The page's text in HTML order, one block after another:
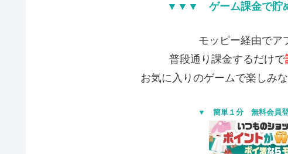
▼▼▼ ゲーム課金で貯
モッピー経由でア
普段通り課金するだけで
お気に入りのゲームで楽しみ
▼ 簡単１分 無料会員